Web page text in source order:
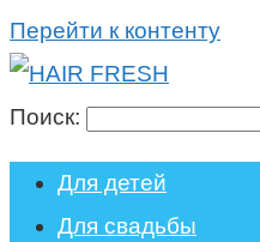
Перейти к контенту
Поиск:
Для детей
Для свадьбы